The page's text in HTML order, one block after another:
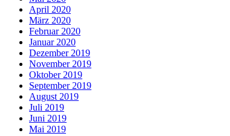
April 2020
März 2020
Februar 2020
Januar 2020
Dezember 2019
November 2019
Oktober 2019
September 2019
August 2019
Juli 2019
Juni 2019
Mai 2019